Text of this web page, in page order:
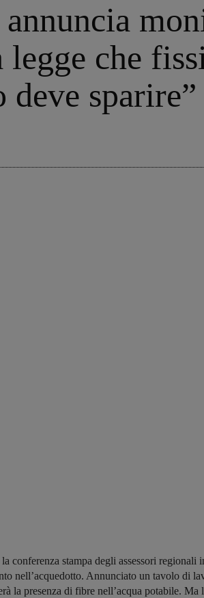
legge che
sparire”
la conferenza stampa degli assessori regionali
nell’acquedotto. Annunciato un tavolo di
la presenza di fibre nell’acqua potabile. Ma